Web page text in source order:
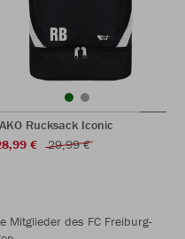
Rucksack Iconic
€
29,99 €
Mitglieder des FC Freiburg-